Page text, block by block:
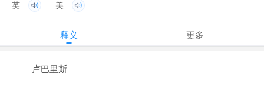
英 美
释义 更多
卢巴里斯